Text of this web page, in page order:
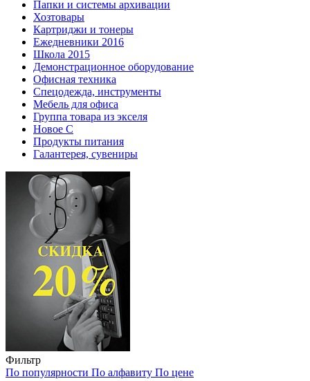
Папки и системы архивации
Хозтовары
Картриджи и тонеры
Ежедневники 2016
Школа 2015
Демонстрационное оборудование
Офисная техника
Спецодежда, инструменты
Мебель для офиса
Группа товара из экселя
Новое С
Продукты питания
Галантерея, сувениры
Фильтр
По популярности По алфавиту По цене